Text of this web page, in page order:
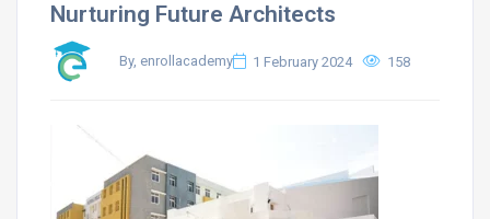
Nurturing Future Architects
By, enrollacademy 1 February 2024 158